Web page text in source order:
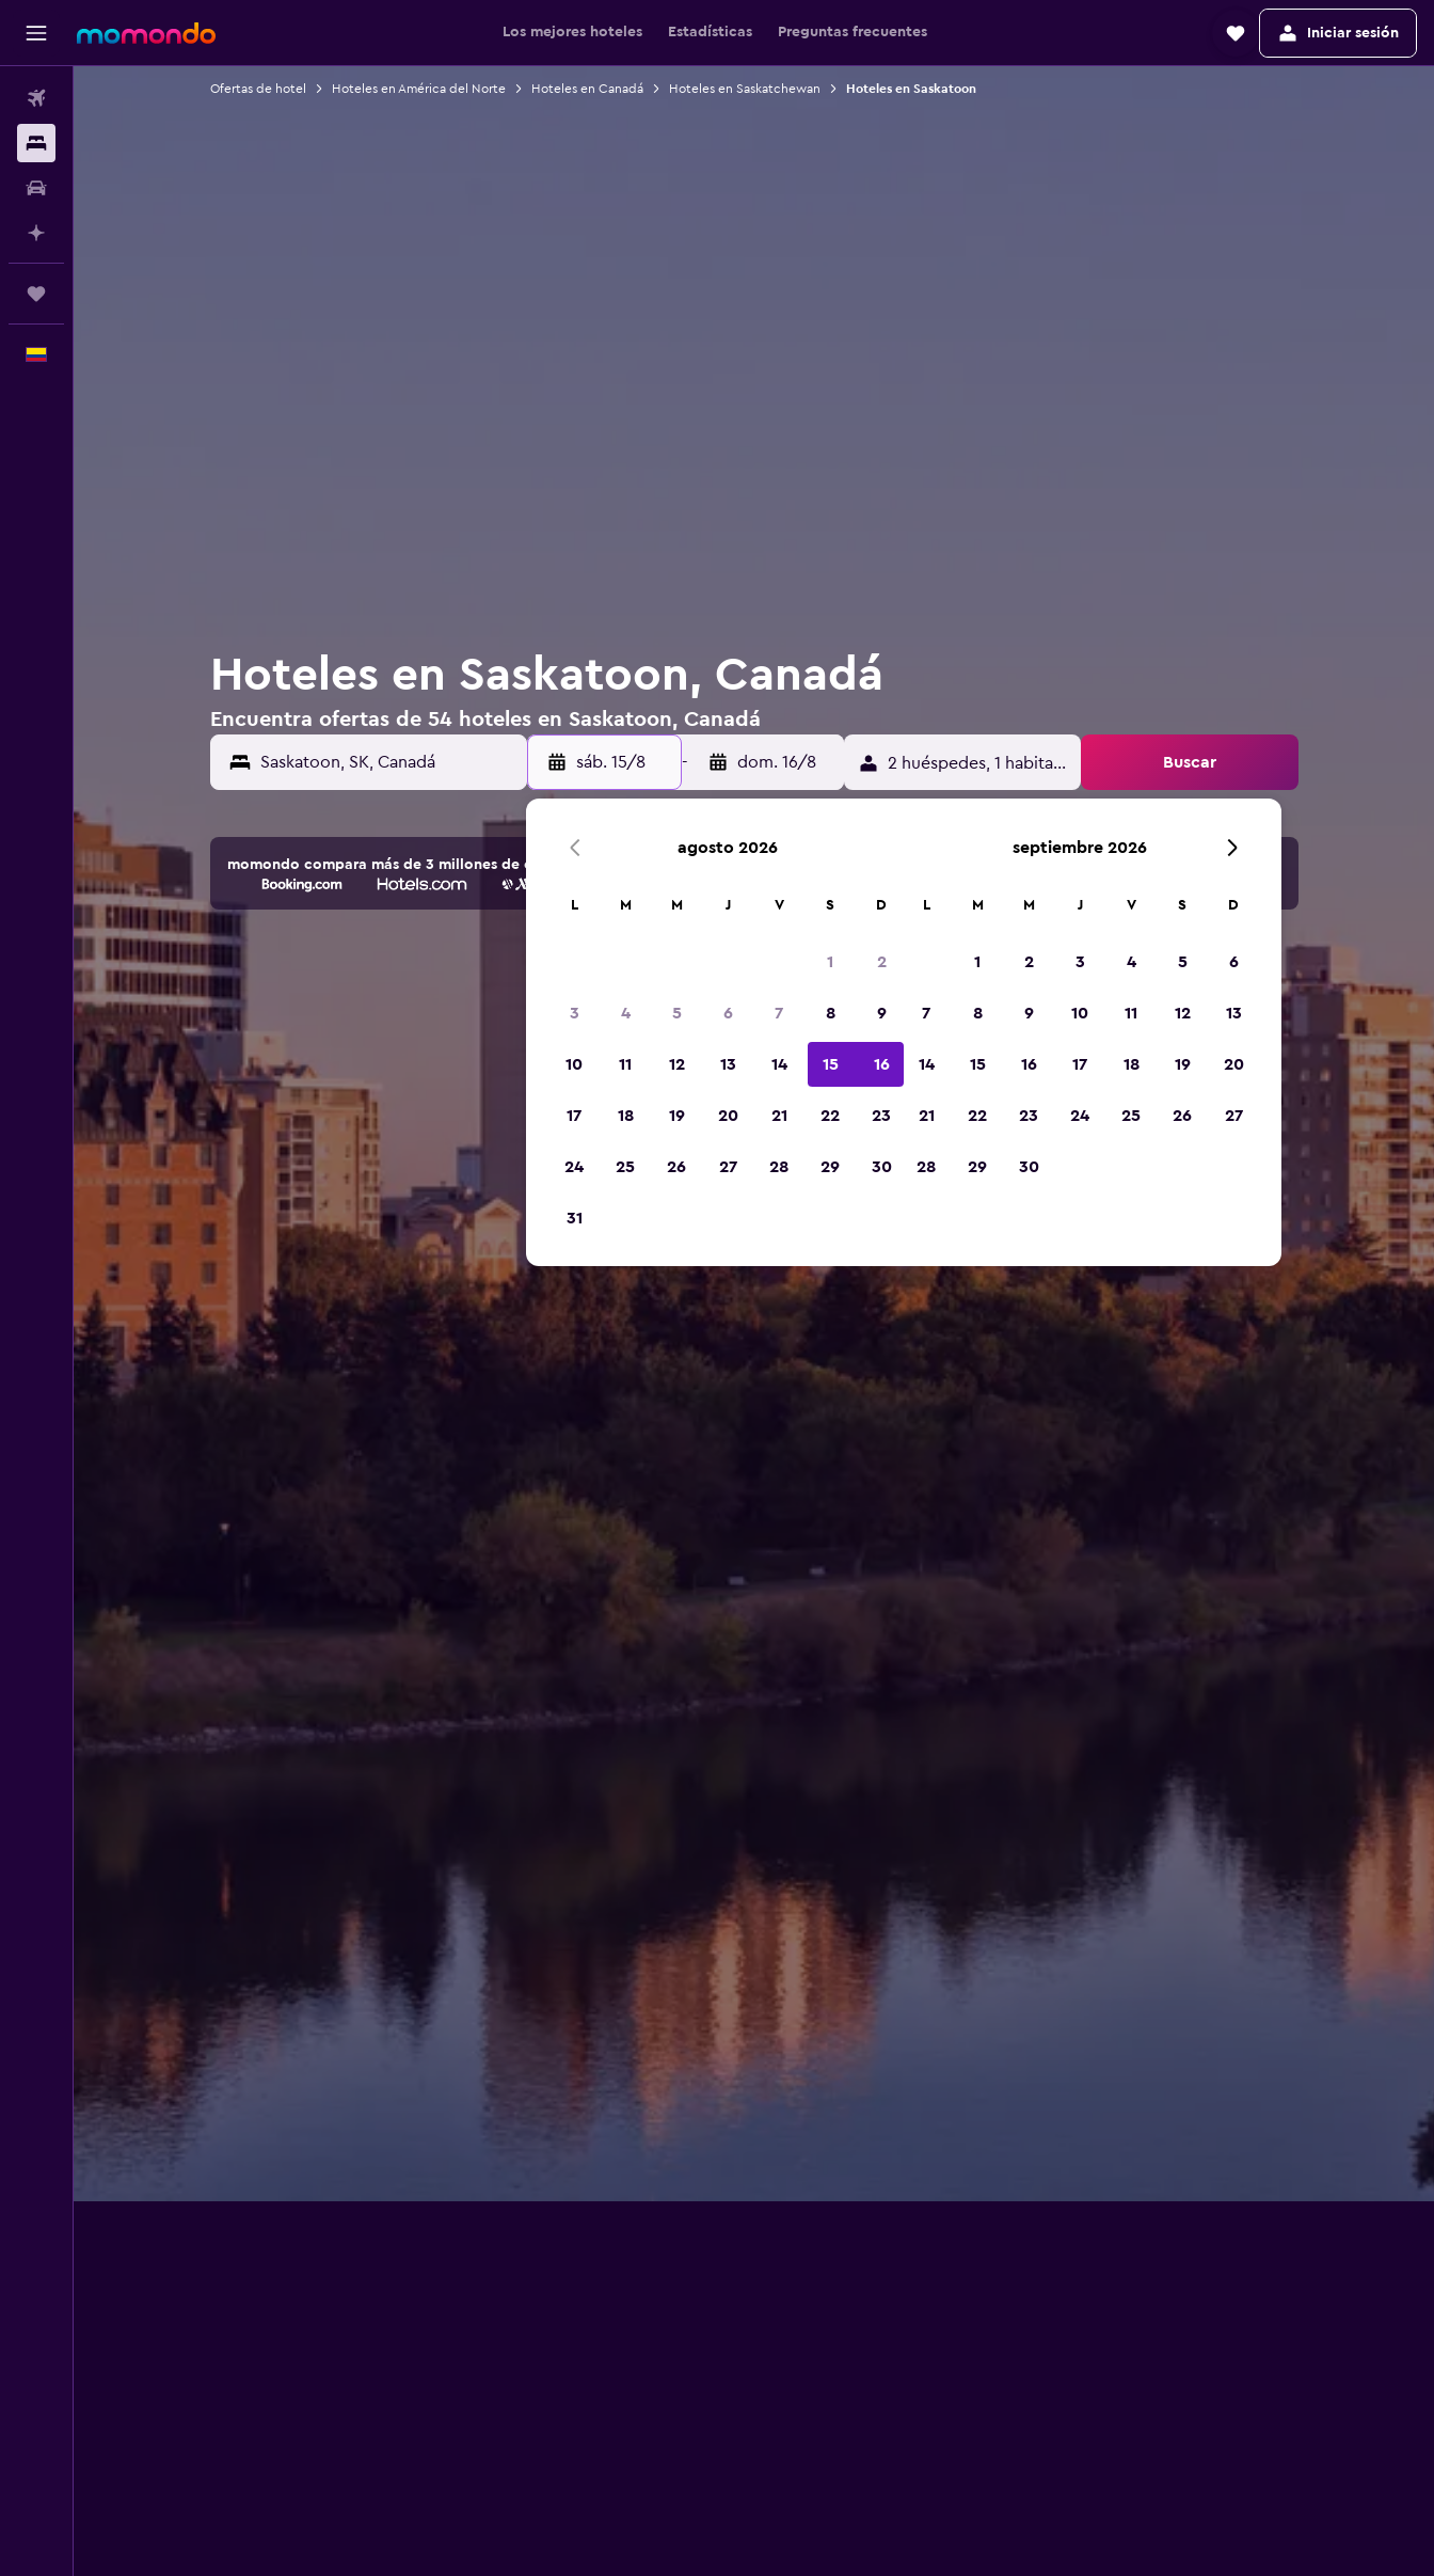
Los mejores hoteles Estadísticas Preguntas frecuentes Iniciar sesión
Ofertas de hotel Hoteles en América del Norte Hoteles en Canadá Hoteles en Saskatchewan Hoteles en Saskatoon
Hoteles en Saskatoon, Canadá
Encuentra ofertas de 54 hoteles en Saskatoon, Canadá
Saskatoon, SK, Canadá sáb. 15/8 - dom. 16/8 2 huéspedes, 1 habitación Buscar
momondo compara más de 3 millones de opciones de hoteles y alojamientos.
agosto 2026
L M M J V S D
1 2
3 4 5 6 7 8 9
10 11 12 13 14 15 16
17 18 19 20 21 22 23
24 25 26 27 28 29 30
31
septiembre 2026
L M M J V S D
1 2 3 4 5 6
7 8 9 10 11 12 13
14 15 16 17 18 19 20
21 22 23 24 25 26 27
28 29 30